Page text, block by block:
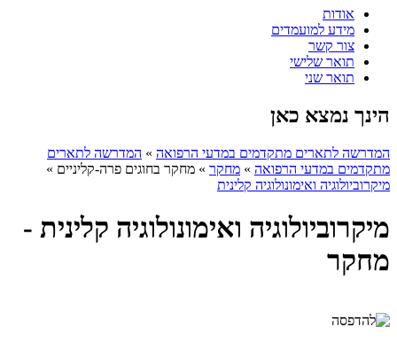
אודות
מידע למועמדים
צור קשר
תואר שלישי
תואר שני
הינך נמצא כאן
המדרשה לתארים מתקדמים במדעי הרפואה » המדרשה לתארים
מתקדמים במדעי הרפואה » מחקר » מחקר בחוגים פרה-קליניים »
מיקרוביולוגיה ואימונולוגיה קלינית
מיקרוביולוגיה ואימונולוגיה קלינית -
מחקר